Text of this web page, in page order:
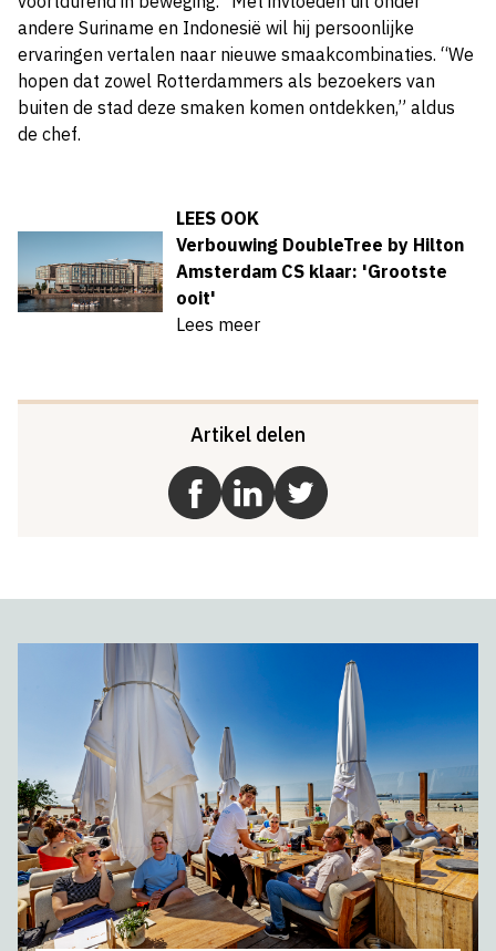
andere Suriname en Indonesië wil hij persoonlijke
ervaringen vertalen naar nieuwe smaakcombinaties. “We
hopen dat zowel Rotterdammers als bezoekers van
buiten de stad deze smaken komen ontdekken,” aldus
de chef.
LEES OOK
Verbouwing DoubleTree by Hilton
Amsterdam CS klaar: 'Grootste
ooit'
Lees meer
Artikel delen